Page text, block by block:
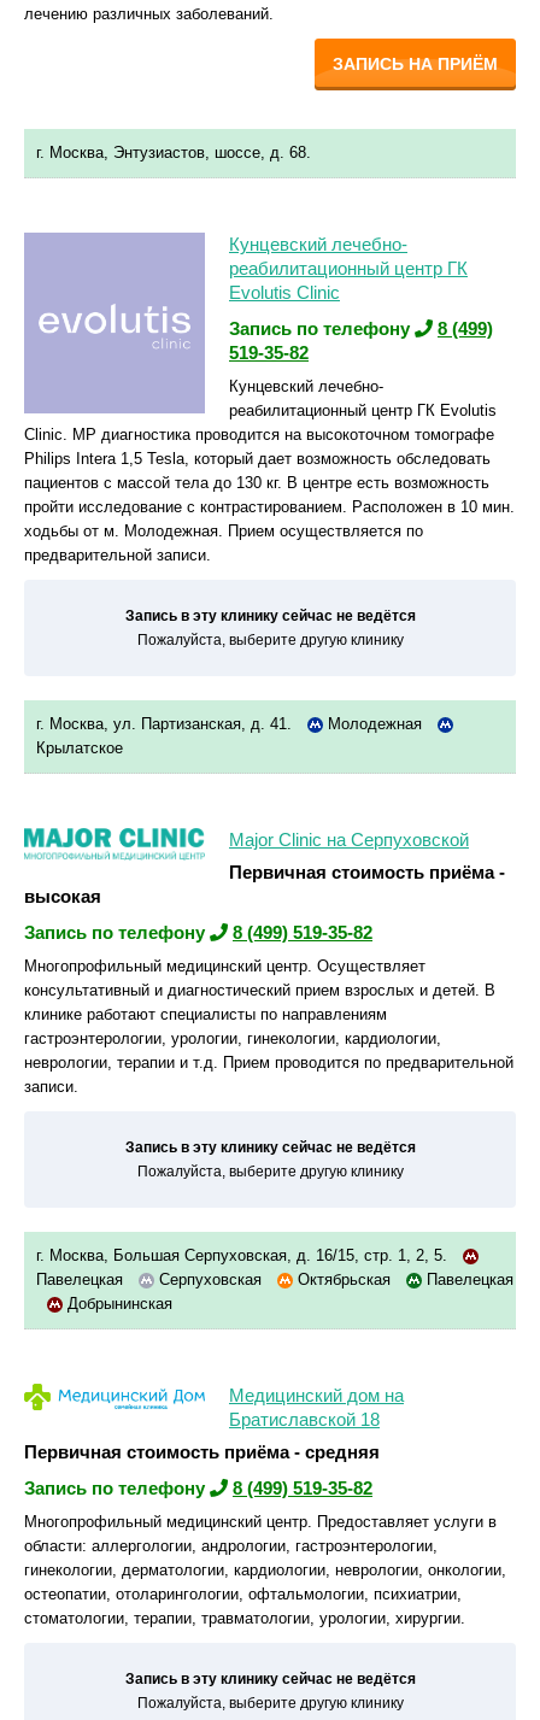
лечению различных заболеваний.
ЗАПИСЬ НА ПРИЁМ
г. Москва, Энтузиастов, шоссе, д. 68.
Кунцевский лечебно-
реабилитационный центр ГК
Evolutis Clinic
Запись по телефону
8 (499)
519-35-82
Кунцевский лечебно-
реабилитационный центр ГК Evolutis
Clinic. МР диагностика проводится на высокоточном томографе
Philips Intera 1,5 Tesla, который дает возможность обследовать
пациентов с массой тела до 130 кг. В центре есть возможность
пройти исследование с контрастированием. Расположен в 10 мин.
ходьбы от м. Молодежная. Прием осуществляется по
предварительной записи.
Запись в эту клинику сейчас не ведётся
Пожалуйста, выберите другую клинику
г. Москва, ул. Партизанская, д. 41.
Молодежная
Крылатское
Major Clinic на Серпуховской
Первичная стоимость приёма -
высокая
Запись по телефону
8 (499) 519-35-82
Многопрофильный медицинский центр. Осуществляет
консультативный и диагностический прием взрослых и детей. В
клинике работают специалисты по направлениям
гастроэнтерологии, урологии, гинекологии, кардиологии,
неврологии, терапии и т.д. Прием проводится по предварительной
записи.
Запись в эту клинику сейчас не ведётся
Пожалуйста, выберите другую клинику
г. Москва, Большая Серпуховская, д. 16/15, стр. 1, 2, 5.
Павелецкая
Серпуховская Октябрьская
Павелецкая
Добрынинская
Медицинский дом на
Братиславской 18
Первичная стоимость приёма - средняя
Запись по телефону
8 (499) 519-35-82
Многопрофильный медицинский центр. Предоставляет услуги в
области: аллергологии, андрологии, гастроэнтерологии,
гинекологии, дерматологии, кардиологии, неврологии, онкологии,
остеопатии, отоларингологии, офтальмологии, психиатрии,
стоматологии, терапии, травматологии, урологии, хирургии.
Запись в эту клинику сейчас не ведётся
Пожалуйста, выберите другую клинику